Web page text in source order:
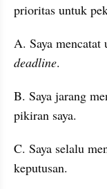
prioritas untuk
deadline.
B. Saya jarang
pikiran saya.
C. Saya selalu
keputusan.